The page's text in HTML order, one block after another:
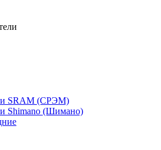
SRAM (СРЭМ)
Shimano (Шимано)